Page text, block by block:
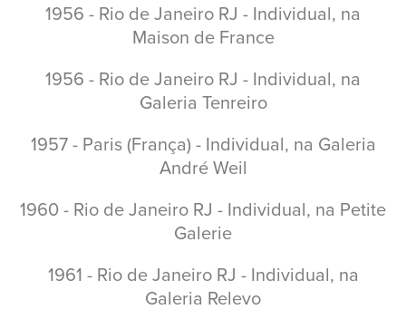
1956 - Rio de Janeiro RJ - Individual, na
Maison de France
1956 - Rio de Janeiro RJ - Individual, na
Galeria Tenreiro
1957 - Paris (França) - Individual, na Galeria
André Weil
1960 - Rio de Janeiro RJ - Individual, na Petite
Galerie
1961 - Rio de Janeiro RJ - Individual, na
Galeria Relevo